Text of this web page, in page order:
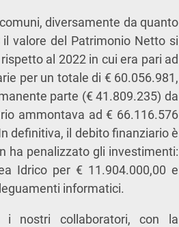
diversamente da quanto
valore del Patrimonio Netto si
al 2022 in cui era pari ad
per un totale di € 60.056.981,
parte (€ 41.809.235) da
ammontava ad € 66.116.576
definitiva, il debito finanziario è
ha penalizzato gli investimenti:
Idrico per € 11.904.000,00 e
informatici.
i nostri collaboratori, con la